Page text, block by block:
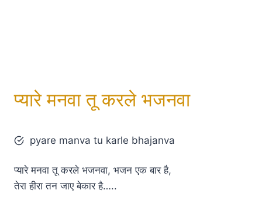
प्यारे मनवा तू करले भजनवा
pyare manva tu karle bhajanva
प्यारे मनवा तू करले भजनवा, भजन एक बार है,
तेरा हीरा तन जाए बेकार है…..